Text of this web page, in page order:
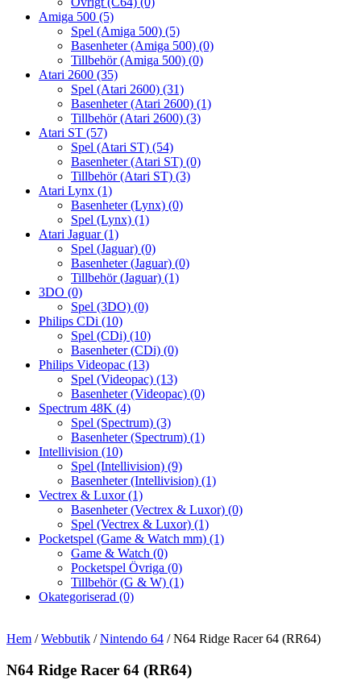
Amiga 500 (5)
Spel (Amiga 500) (5)
Basenheter (Amiga 500) (0)
Tillbehör (Amiga 500) (0)
Atari 2600 (35)
Spel (Atari 2600) (31)
Basenheter (Atari 2600) (1)
Tillbehör (Atari 2600) (3)
Atari ST (57)
Spel (Atari ST) (54)
Basenheter (Atari ST) (0)
Tillbehör (Atari ST) (3)
Atari Lynx (1)
Basenheter (Lynx) (0)
Spel (Lynx) (1)
Atari Jaguar(1)
Spel (Jaguar) (0)
Basenheter (Jaguar) (0)
Tillbehör (Jaguar) (1)
3DO (0)
Spel (3DO) (0)
Philips CDi (10)
Spel (CDi) (10)
Basenheter (CDi) (0)
Philips Videopac (13)
Spel (Videopac) (13)
Basenheter (Videopac) (0)
Spectrum 48K (4)
Spel (Spectrum) (3)
Basenheter (Spectrum) (1)
Intellivision (10)
Spel (Intellivision) (9)
Basenheter (Intellivision) (1)
Vectrex & Luxor(1)
Basenheter (Vectrex & Luxor) (0)
Spel (Vectrex & Luxor) (1)
Pocketspel (Game & Watch mm) (1)
Game & Watch (0)
Pocketspel Övriga (0)
Tillbehör (G & W) (1)
Okategoriserad (0)
Hem /Webbutik /Nintendo 64 / N64 Ridge Racer 64 (RR64)
N64 Ridge Racer 64 (RR64)